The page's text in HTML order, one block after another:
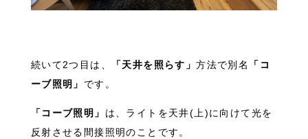
続いて2つ目は、 「天井を照らす」方法で別名
「コ
ーブ照明」 です。
「コーブ照明」 は、ライトを天井(上)に向けて光を
反射させる間接照明のことです。